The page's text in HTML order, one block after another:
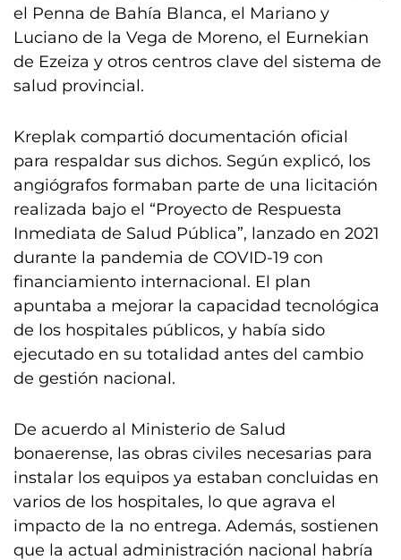
el Penna de Bahía Blanca, el Mariano y
Luciano de la Vega de Moreno, el Eurnekian
de Ezeiza y otros centros clave del sistema de
salud provincial.
Kreplak compartió documentación oficial
para respaldar sus dichos. Según explicó, los
angiógrafos formaban parte de una licitación
realizada bajo el “Proyecto de Respuesta
Inmediata de Salud Pública”, lanzado en 2021
durante la pandemia de COVID-19 con
financiamiento internacional. El plan
apuntaba a mejorar la capacidad tecnológica
de los hospitales públicos, y había sido
ejecutado en su totalidad antes del cambio
de gestión nacional.
De acuerdo al Ministerio de Salud
bonaerense, las obras civiles necesarias para
instalar los equipos ya estaban concluidas en
varios de los hospitales, lo que agrava el
impacto de la no entrega. Además, sostienen
que la actual administración nacional habría